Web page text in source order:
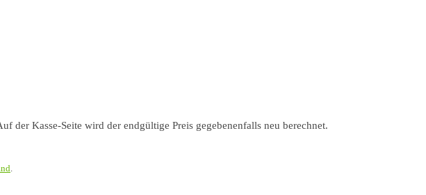
der Kasse-Seite wird der endgültige Preis gegebenenfalls neu berechnet.